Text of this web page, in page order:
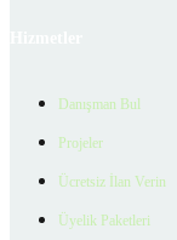
Danışman Bul
Projeler
Ücretsiz İlan Verin
Üyelik Paketleri